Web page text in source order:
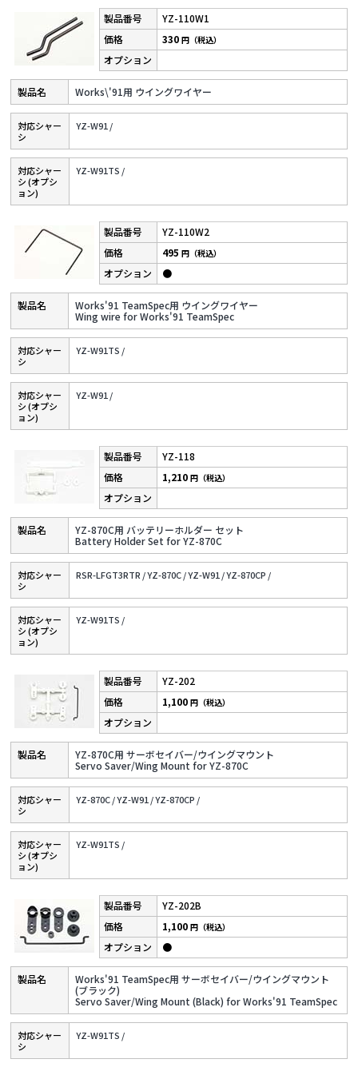
YZ-110W1
Works\'91用 ウイングワイヤー
330円（税込）
対応シャー
シ
YZ-W91 /
対応シャー
シ (オプシ
ョン)
YZ-W91TS /
YZ-110W2
Works'91 TeamSpec用 ウイングワイヤー
Wing wire for Works'91 TeamSpec
495円（税込）
●
対応シャー
シ
YZ-W91TS /
対応シャー
シ (オプシ
ョン)
YZ-W91 /
YZ-118
YZ-870C用 バッテリーホルダー セット
Battery Holder Set for YZ-870C
1,210円（税込）
対応シャー
シ
RSR-LFGT3RTR /YZ-870C /YZ-W91 /YZ-870CP /
対応シャー
シ (オプシ
ョン)
YZ-W91TS /
YZ-202
YZ-870C用 サーボセイバー/ウイングマウント
Servo Saver/Wing Mount for YZ-870C
1,100円（税込）
対応シャー
シ
YZ-870C /YZ-W91 /YZ-870CP /
対応シャー
シ (オプシ
ョン)
YZ-W91TS /
YZ-202B
Works'91 TeamSpec用 サーボセイバー/ウイングマウント
(ブラック)
Servo Saver/Wing Mount (Black) for Works'91 TeamSpec
1,100円（税込）
●
対応シャー
シ
YZ-W91TS /